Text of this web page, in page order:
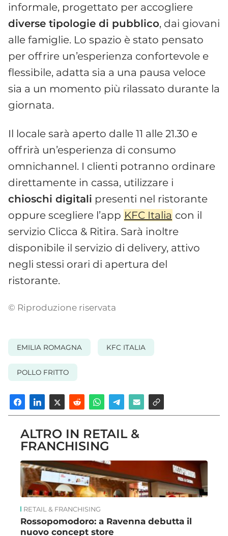
informale, progettato per accogliere
diverse tipologie di pubblico, dai giovani
alle famiglie. Lo spazio è stato pensato
per offrire un’esperienza confortevole e
flessibile, adatta sia a una pausa veloce
sia a un momento più rilassato durante la
giornata.
Il locale sarà aperto dalle 11 alle 21.30 e
offrirà un’esperienza di consumo
omnichannel. I clienti potranno ordinare
direttamente in cassa, utilizzare i
chioschi digitali presenti nel ristorante
oppure scegliere l’app KFC Italia con il
servizio Clicca & Ritira. Sarà inoltre
disponibile il servizio di delivery, attivo
negli stessi orari di apertura del
ristorante.
© Riproduzione riservata
EMILIA ROMAGNA KFC ITALIA
POLLO FRITTO
ALTRO IN RETAIL &
FRANCHISING
RETAIL & FRANCHISING
Rossopomodoro: a Ravenna debutta il
nuovo concept store